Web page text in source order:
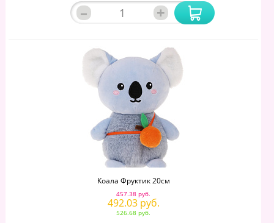
– +
Коала Фруктик 20см
457.38 руб.
492.03 руб.
526.68 руб.